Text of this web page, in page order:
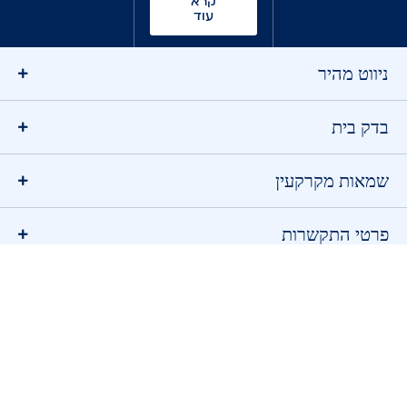
עוד
ניווט מהיר
בדק בית
שמאות מקרקעין
פרטי התקשרות